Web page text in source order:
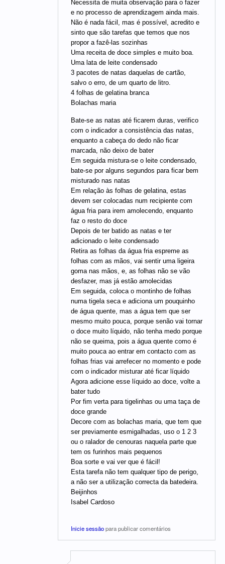
Necessita de muita observação para o fazer
e no processo de aprendizagem ainda mais.
Não é nada fácil, mas é possível, acredito e
sinto que são tarefas que temos que nos
propor a fazê-las sozinhas
Uma receita de doce simples e muito boa.
Uma lata de leite condensado
3 pacotes de natas daquelas de cartão,
salvo o erro, de um quarto de litro.
4 folhas de gelatina branca
Bolachas maria
Bate-se as natas até ficarem duras, verifico
com o indicador a consistência das natas,
enquanto a cabeça do dedo não ficar
marcada, não deixo de bater
Em seguida mistura-se o leite condensado,
bate-se por alguns segundos para ficar bem
misturado nas natas
Em relação às folhas de gelatina, estas
devem ser colocadas num recipiente com
água fria para irem amolecendo, enquanto
faz o resto do doce
Depois de ter batido as natas e ter
adicionado o leite condensado
Retira as folhas da água fria espreme as
folhas com as mãos, vai sentir uma ligeira
goma nas mãos, e, as folhas não se vão
desfazer, mas já estão amolecidas
Em seguida, coloca o montinho de folhas
numa tigela seca e adiciona um pouquinho
de água quente, mas a água tem que ser
mesmo muito pouca, porque senão vai tornar
o doce muito líquido, não tenha medo porque
não se queima, pois a água quente como é
muito pouca ao entrar em contacto com as
folhas frias vai arrefecer no momento e pode
com o indicador misturar até ficar líquido
Agora adicione esse líquido ao doce, volte a
bater tudo
Por fim verta para tigelinhas ou uma taça de
doce grande
Decore com as bolachas maria, que tem que
ser previamente esmigalhadas, uso o 1 2 3
ou o ralador de cenouras naquela parte que
tem os furinhos mais pequenos
Boa sorte e vai ver que é fácil!
Esta tarefa não tem qualquer tipo de perigo,
a não ser a utilização correcta da batedeira.
Beijinhos
Isabel Cardoso
Inicie sessãopara publicar comentários